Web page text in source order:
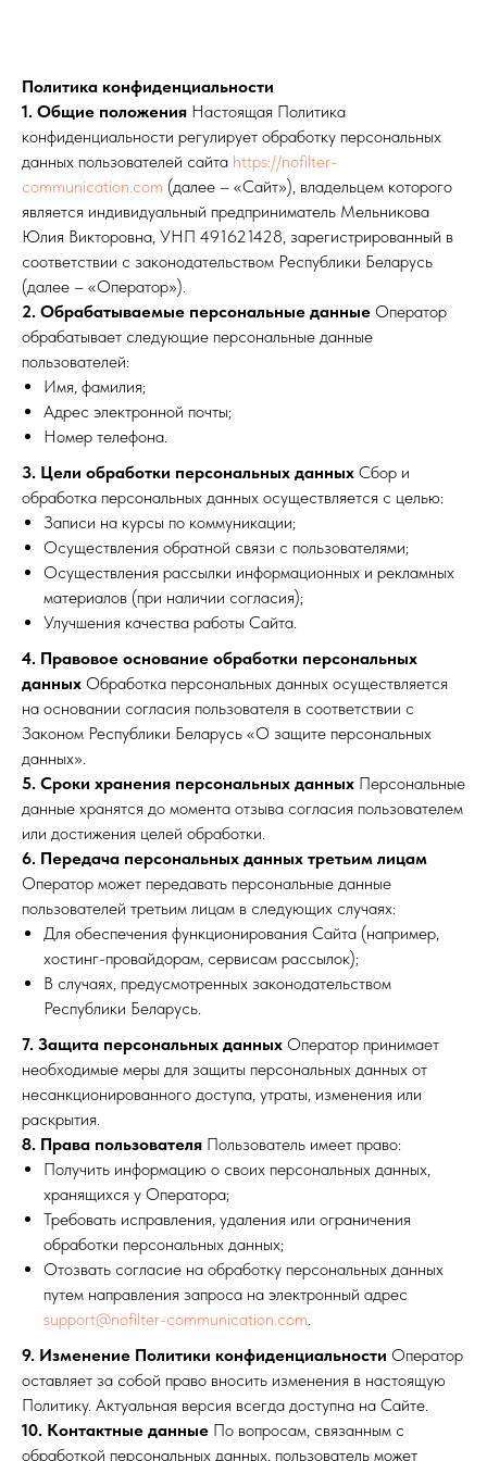
Политика конфиденциальности
1. Общие положения Настоящая Политика
конфиденциальности регулирует обработку персональных
данных пользователей сайта https://nofilter-
communication.com (далее – «Сайт»), владельцем которого
является индивидуальный предприниматель Мельникова
Юлия Викторовна, УНП 491621428, зарегистрированный в
соответствии с законодательством Республики Беларусь
(далее – «Оператор»).
2. Обрабатываемые персональные данные Оператор
обрабатывает следующие персональные данные
пользователей:
Имя, фамилия;
Адрес электронной почты;
Номер телефона.
3. Цели обработки персональных данных Сбор и
обработка персональных данных осуществляется с целью:
Записи на курсы по коммуникации;
Осуществления обратной связи с пользователями;
Осуществления рассылки информационных и рекламных
материалов (при наличии согласия);
Улучшения качества работы Сайта.
4. Правовое основание обработки персональных
данных Обработка персональных данных осуществляется
на основании согласия пользователя в соответствии с
Законом Республики Беларусь «О защите персональных
данных».
5. Сроки хранения персональных данных Персональные
данные хранятся до момента отзыва согласия пользователем
или достижения целей обработки.
6. Передача персональных данных третьим лицам
Оператор может передавать персональные данные
пользователей третьим лицам в следующих случаях:
Для обеспечения функционирования Сайта (например,
хостинг-провайдорам, сервисам рассылок);
В случаях, предусмотренных законодательством
Республики Беларусь.
7. Защита персональных данных Оператор принимает
необходимые меры для защиты персональных данных от
несанкционированного доступа, утраты, изменения или
раскрытия.
8. Права пользователя Пользователь имеет право:
Получить информацию о своих персональных данных,
хранящихся у Оператора;
Требовать исправления, удаления или ограничения
обработки персональных данных;
Отозвать согласие на обработку персональных данных
путем направления запроса на электронный адрес
support@nofilter-communication.com.
9. Изменение Политики конфиденциальности Оператор
оставляет за собой право вносить изменения в настоящую
Политику. Актуальная версия всегда доступна на Сайте.
10. Контактные данные По вопросам, связанным с
обработкой персональных данных, пользователь может